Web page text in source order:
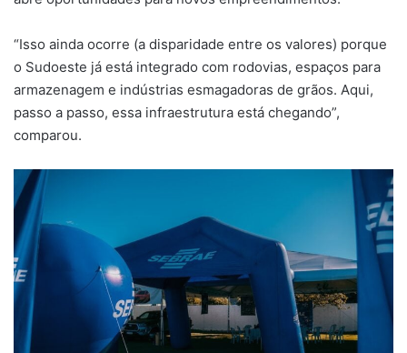
“Isso ainda ocorre (a disparidade entre os valores) porque
o Sudoeste já está integrado com rodovias, espaços para
armazenagem e indústrias esmagadoras de grãos. Aqui,
passo a passo, essa infraestrutura está chegando”,
comparou.